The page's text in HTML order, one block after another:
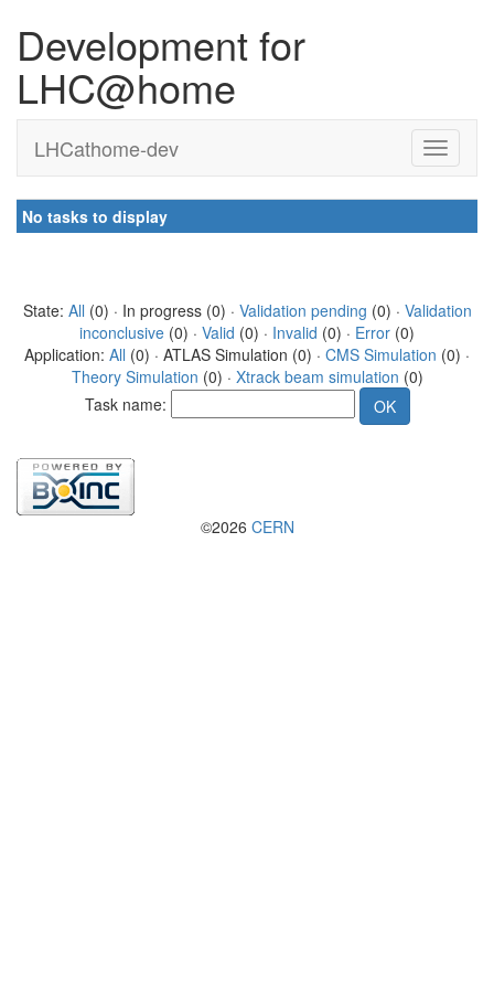
Development for
LHC@home
LHCathome-dev
No tasks to display
State: All (0) · In progress (0) · Validation pending (0) · Validation
inconclusive (0) · Valid (0) · Invalid (0) · Error (0)
Application: All (0) · ATLAS Simulation (0) · CMS Simulation (0) ·
Theory Simulation (0) · Xtrack beam simulation (0)
Task name:
©2026 CERN